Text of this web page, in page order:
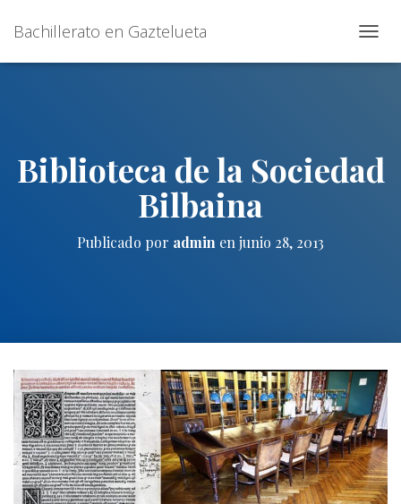
Bachillerato en Gaztelueta
A
M
O
C
Ó
N
Biblioteca de la Sociedad
Bilbaina
Publicado por admin en junio 28, 2013